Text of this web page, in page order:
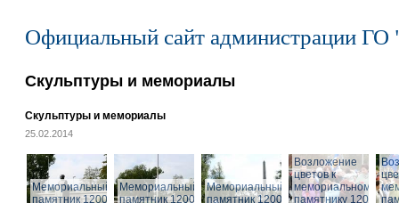
Официальный сайт администрации ГО
Скульптуры и мемориалы
Скульптуры и мемориалы
25.02.2014
Мемориальный
памятник 1200
Мемориальный
памятник 1200
Мемориальный
памятник 1200
Возложение
цветов к
мемориальному
памятнику 1200